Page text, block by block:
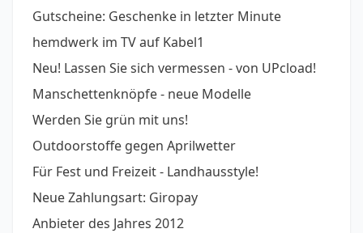
Gutscheine: Geschenke in letzter Minute
hemdwerk im TV auf Kabel1
Neu! Lassen Sie sich vermessen - von UPcload!
Manschettenknöpfe - neue Modelle
Werden Sie grün mit uns!
Outdoorstoffe gegen Aprilwetter
Für Fest und Freizeit - Landhausstyle!
Neue Zahlungsart: Giropay
Anbieter des Jahres 2012